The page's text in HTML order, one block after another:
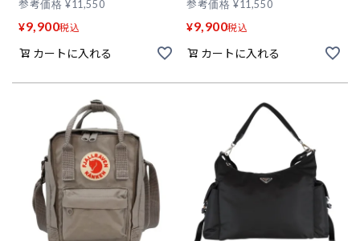
参考価格 ¥11,550
¥9,900税込
カートに入れる
参考価格 ¥11,550
¥9,900税込
カートに入れる